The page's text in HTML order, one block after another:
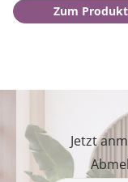
Zum Produkt
Jetzt